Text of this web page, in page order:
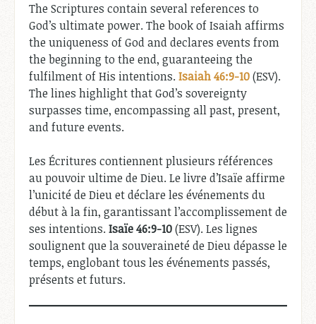
The Scriptures contain several references to
God’s ultimate power. The book of Isaiah affirms
the uniqueness of God and declares events from
the beginning to the end, guaranteeing the
fulfilment of His intentions. Isaiah 46:9-10(ESV).
The lines highlight that God’s sovereignty
surpasses time, encompassing all past, present,
and future events.
Les Écritures contiennent plusieurs références
au pouvoir ultime de Dieu. Le livre d’Isaïe affirme
l’unicité de Dieu et déclare les événements du
début à la fin, garantissant l’accomplissement de
ses intentions. Isaïe 46:9-10(ESV). Les lignes
soulignent que la souveraineté de Dieu dépasse le
temps, englobant tous les événements passés,
présents et futurs.